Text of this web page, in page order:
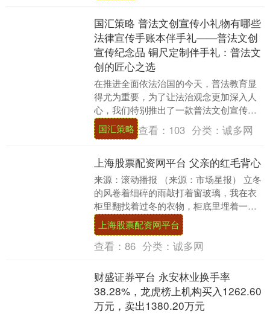
国汇策略 普法文创宣传小礼物有哪些
法律宣传手账本伴手礼——普法文创
宣传纪念品 铜尺定制伴手礼：普法文
创的匠心之选
在推进全面依法治国的今天，普法教育显
得尤为重要，为了让法治观念更加深入人
心，我们特别推出了一款普法文创宣传小
礼物——“法治宣传手账本”，旨在通过这一
实用且富有创....
国汇策略 查看： 103 分类：诚多网
上海股票配资网平台 父亲的红毛背心
来源：滚动播报 （来源：市场星报） 立冬
的风卷着细碎的雨敲打着窗玻璃，我在衣
柜里翻找着过冬的衣物，柜底里埋着一件
红色的毛背心，我轻轻地把它提出来，像
提起一坛尘封....
上海股票配资网平台
查看： 86 分类： 诚多网
财盛证券平台 永安林业换手率
38.28%，龙虎榜上机构买入1262.60
万元，卖出1380.20万元